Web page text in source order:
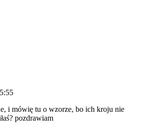
i mówię tu o wzorze, bo ich kroju nie
pozdrawiam